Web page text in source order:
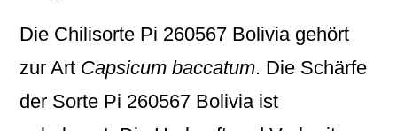
Die Chilisorte Pi 260567 Boliviagehört
zur Art Capsicum baccatum. Die Schärfe
der Sorte Pi 260567 Bolivia ist